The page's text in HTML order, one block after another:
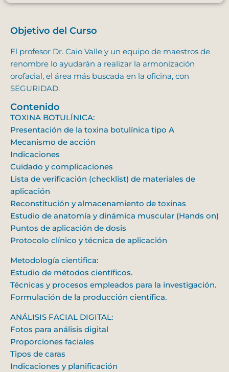
Objetivo del Curso
El profesor Dr. Caio Valle y un equipo de maestros de
renombre lo ayudarán a realizar la armonización
orofacial, el área más buscada en la oficina, con
SEGURIDAD.
Contenido
TOXINA BOTULÍNICA:
Presentación de la toxina botulínica tipo A
Mecanismo de acción
Indicaciones
Cuidado y complicaciones
Lista de verificación (checklist) de materiales de
aplicación
Reconstitución y almacenamiento de toxinas
Estudio de anatomía y dinámica muscular (Hands on)
Puntos de aplicación de dosis
Protocolo clínico y técnica de aplicación
Metodología cientifica:
Estudio de métodos científicos.
Técnicas y procesos empleados para la investigación.
Formulación de la producción científica.
ANÁLISIS FACIAL DIGITAL:
Fotos para análisis digital
Proporciones faciales
Tipos de caras
Indicaciones y planificación